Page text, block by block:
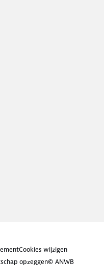
Cookies wijzigen
opzeggen© ANWB